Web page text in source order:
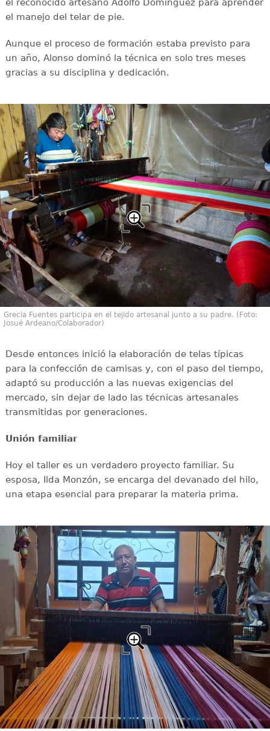
el manejo del telar de pie.
Aunque el proceso de formación estaba previsto para
un año, Alonso dominó la técnica en solo tres meses
gracias a su disciplina y dedicación.
Grecia Fuentes participa en el tejido artesanal junto a su padre. (Foto:
Josué Ardeano/Colaborador)
Desde entonces inició la elaboración de telas típicas
para la confección de camisas y, con el paso del tiempo,
adaptó su producción a las nuevas exigencias del
mercado, sin dejar de lado las técnicas artesanales
transmitidas por generaciones.
Unión familiar
Hoy el taller es un verdadero proyecto familiar. Su
esposa, Ilda Monzón, se encarga del devanado del hilo,
una etapa esencial para preparar la materia prima.